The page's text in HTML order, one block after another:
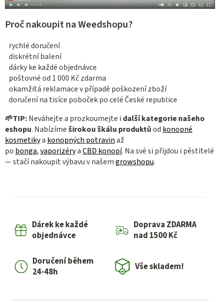
Proč nakoupit na Weedshopu?
rychlé doručení
diskrétní balení
dárky ke každé objednávce
poštovné od 1 000 Kč zdarma
okamžitá reklamace v případě poškození zboží
doručení na tisíce poboček po celé České republice
🌱TIP:Neváhejte a prozkoumejte i další kategorie našeho
eshopu. Nabízímeširokou škálu produktůod konopné
kosmetikya konopných potravinaž
po bonga,vaporizéryaCBD konopí. Na své si přijdou i pěstitelé
— stačí nakoupit výbavu v našemgrowshopu.
Dárek ke každé
objednávce
Doprava ZDARMA
nad 1500 Kč
Doručení během
24-48h
Vše skladem!